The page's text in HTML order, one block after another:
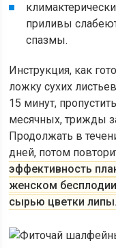
приливы
спазмы.
Инструкция, как
ложку сухих
15 минут,
месячных, трижды
Продолжать в
дней, потом
эффективность
женском
сырью цветки липы.